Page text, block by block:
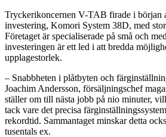
Tryckerikoncernen V-TAB firade i början
investering, Komori System 38D, med
Företaget är specialiserade på små och
investeringen är ett led i att bredda
upplagestorlek.
– Snabbheten i plåtbyten och
Joachim Andersson, försäljningschef
ställer om till nästa jobb på nio minuter,
tack vare det precisa
rekordtid. Sammantaget minskar detta
tusentals ex.